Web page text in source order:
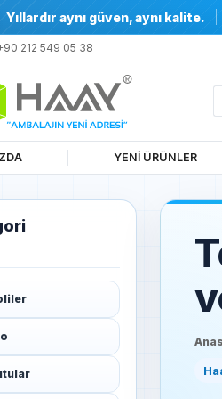
Yıllardır aynı güven, aynı kalite.
212 549 05 38
YENİ ÜRÜNLER